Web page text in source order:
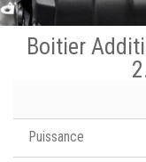
Boitier
Puissance